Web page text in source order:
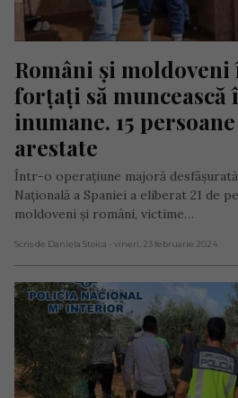
Români și moldoveni
forțați să
inumane. 15
arestate
Într-o operațiune majoră
Națională a Spaniei a eliberat 21 de
moldoveni și români, victime…
Scris de Daniela Stoica - vineri, 23 februarie 2024